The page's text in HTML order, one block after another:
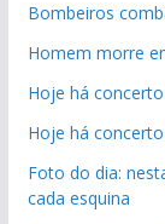
Bombeiros
Homem morre
Hoje há
Hoje há
Foto do dia:
cada esquina